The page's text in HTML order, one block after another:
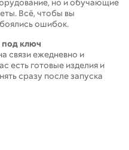
но и обучающие
Всё, чтобы вы
ошибок.
ключ
связи ежедневно и
есть готовые изделия и
сразу после запуска